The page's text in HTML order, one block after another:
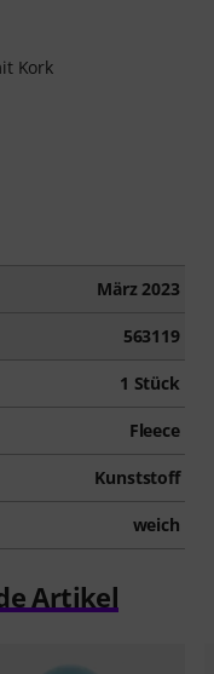
Kork
März 2023
563119
1 Stück
Fleece
Kunststoff
weich
Artikel